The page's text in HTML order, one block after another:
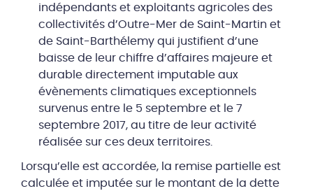
indépendants et exploitants agricoles des
collectivités d’Outre-Mer de Saint-Martin et
de Saint-Barthélemy qui justifient d’une
baisse de leur chiffre d’affaires majeure et
durable directement imputable aux
évènements climatiques exceptionnels
survenus entre le 5 septembre et le 7
septembre 2017, au titre de leur activité
réalisée sur ces deux territoires.
Lorsqu’elle est accordée, la remise partielle est
calculée et imputée sur le montant de la dette